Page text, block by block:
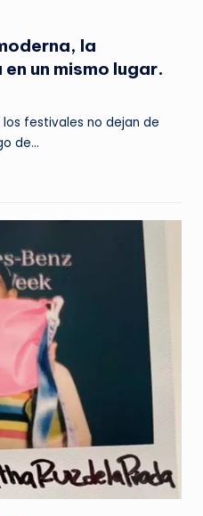
la
un mismo lugar.
festivales no dejan de
de…